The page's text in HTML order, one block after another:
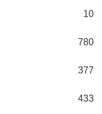
10
780
377
433